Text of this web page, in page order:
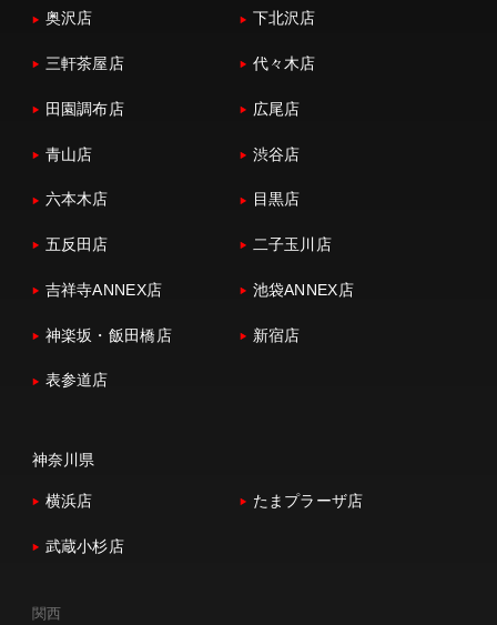
奥沢店 下北沢店
三軒茶屋店 代々木店
田園調布店 広尾店
青山店 渋谷店
六本木店 目黒店
五反田店 二子玉川店
吉祥寺ANNEX店 池袋ANNEX店
神楽坂・飯田橋店 新宿店
表参道店
神奈川県
横浜店 たまプラーザ店
武蔵小杉店
関西